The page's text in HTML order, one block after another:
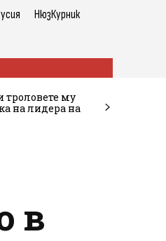
НюзКурник
му
на лидера на
в